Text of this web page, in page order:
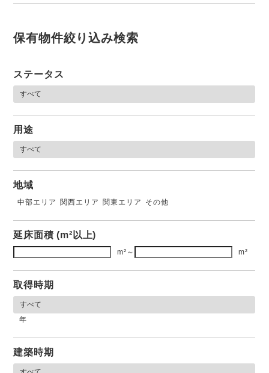
保有物件絞り込み検索
ステータス
用途
地域
中部エリア 関西エリア 関東エリア その他
延床面積 (m²以上)
m² ～ m²
取得時期
年
建築時期